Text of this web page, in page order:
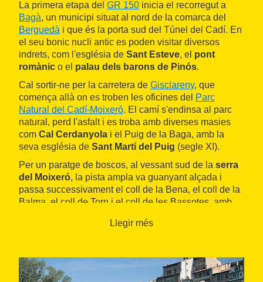
La primera etapa del GR 150 inicia el recorregut a
Bagà, un municipi situat al nord de la comarca del
Berguedà i que és la porta sud del Túnel del Cadí. En
el seu bonic nucli antic es poden visitar diversos
indrets, com l'església de Sant Esteve, el pont
romànic o el palau dels barons de Pinós.
Cal sortir-ne per la carretera de Gisclareny, que
comença allà on es troben les oficines del Parc
Natural del Cadí-Moixeró. El camí s'endinsa al parc
natural, perd l'asfalt i es troba amb diverses masies
com Cal Cerdanyola i el Puig de la Baga, amb la
seva església de Sant Martí del Puig (segle XI).
Per un paratge de boscos, al vessant sud de la serra
del Moixeró, la pista ampla va guanyant alçada i
passa successivament el coll de la Bena, el coll de la
Balma, el coll de Torn i el coll de les Bassotes, amb
de la Roca.
Llegir més